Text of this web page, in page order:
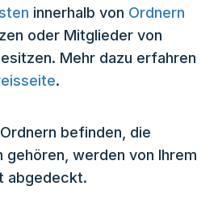
innerhalb von Ordnern
oder Mitglieder von
Mehr dazu erfahren
.
befinden, die
gehören, werden von Ihrem
abgedeckt.